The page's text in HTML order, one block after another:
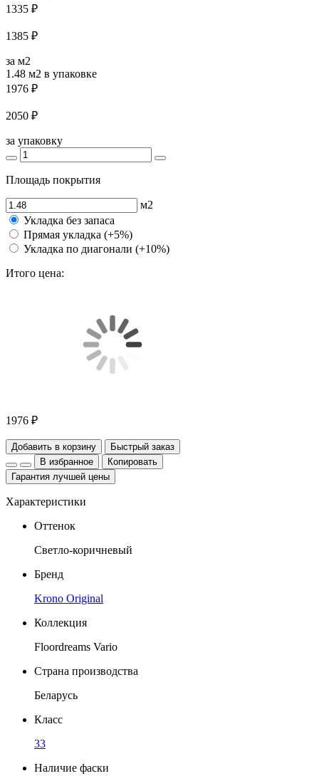
1335 ₽
1385 ₽
за м2
1.48 м2 в упаковке
1976 ₽
2050 ₽
за упаковку
Площадь покрытия
м2
Укладка без запаса
Прямая укладка (+5%)
Укладка по диагонали (+10%)
Итого цена:
1976 ₽
Добавить в корзину
Быстрый заказ
В избранное
Копировать
Гарантия лучшей цены
Характеристики
Оттенок
Светло-коричневый
Бренд
Krono Original
Коллекция
Floordreams Vario
Страна производства
Беларусь
Класс
33
Наличие фаски